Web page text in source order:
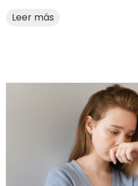
Leer más